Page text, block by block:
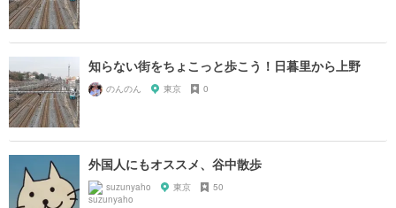
知らない街をちょこっと歩こう！日暮里から上野
のんのん 東京 0
外国人にもオススメ、谷中散歩
suzunyaho 東京 50